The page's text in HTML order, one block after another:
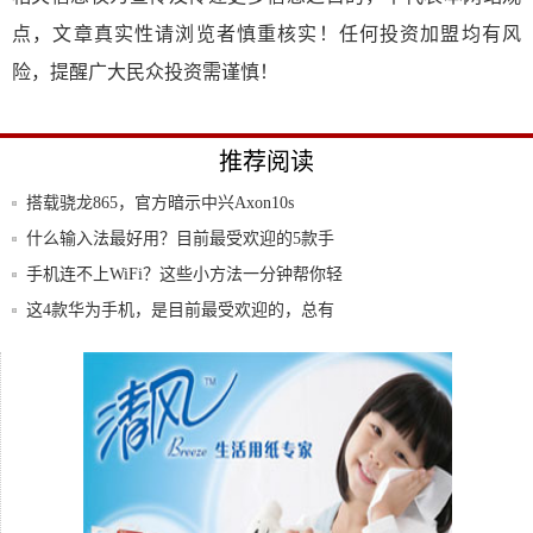
点，文章真实性请浏览者慎重核实！任何投资加盟均有风
险，提醒广大民众投资需谨慎！
推荐阅读
搭载骁龙865，官方暗示中兴Axon10s
什么输入法最好用？目前最受欢迎的5款手
机输入
手机连不上WiFi？这些小方法一分钟帮你轻
松
这4款华为手机，是目前最受欢迎的，总有
iPhone又降价了，最高降1200元！究竟